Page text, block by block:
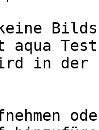
aqua
in der